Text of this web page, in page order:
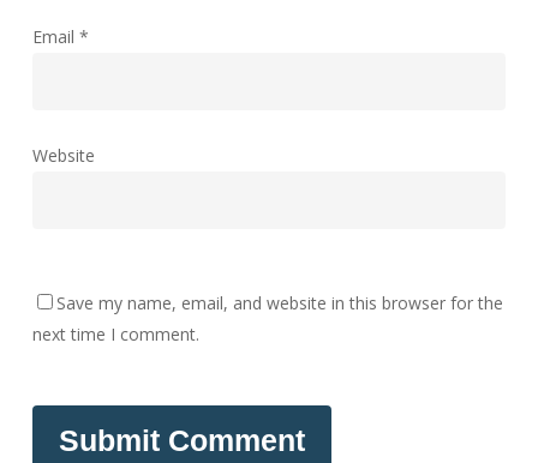
Email *
Website
Save my name, email, and website in this browser for the
next time I comment.